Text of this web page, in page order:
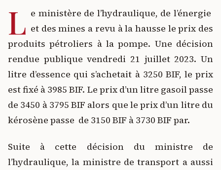
L e ministère de l’hydraulique, de l’énergie
et des mines a revu à la hausse le prix des
produits pétroliers à la pompe. Une décision
rendue publique vendredi 21 juillet 2023. Un
litre d’essence qui s’achetait à 3250 BIF, le prix
est fixé à 3985 BIF. Le prix d’un litre gasoil passe
de 3450 à 3795 BIF alors que le prix d’un litre du
kérosène passe de 3150 BIF à 3730 BIF par.
Suite à cette décision du ministre de
l’hydraulique, la ministre de transport a aussi